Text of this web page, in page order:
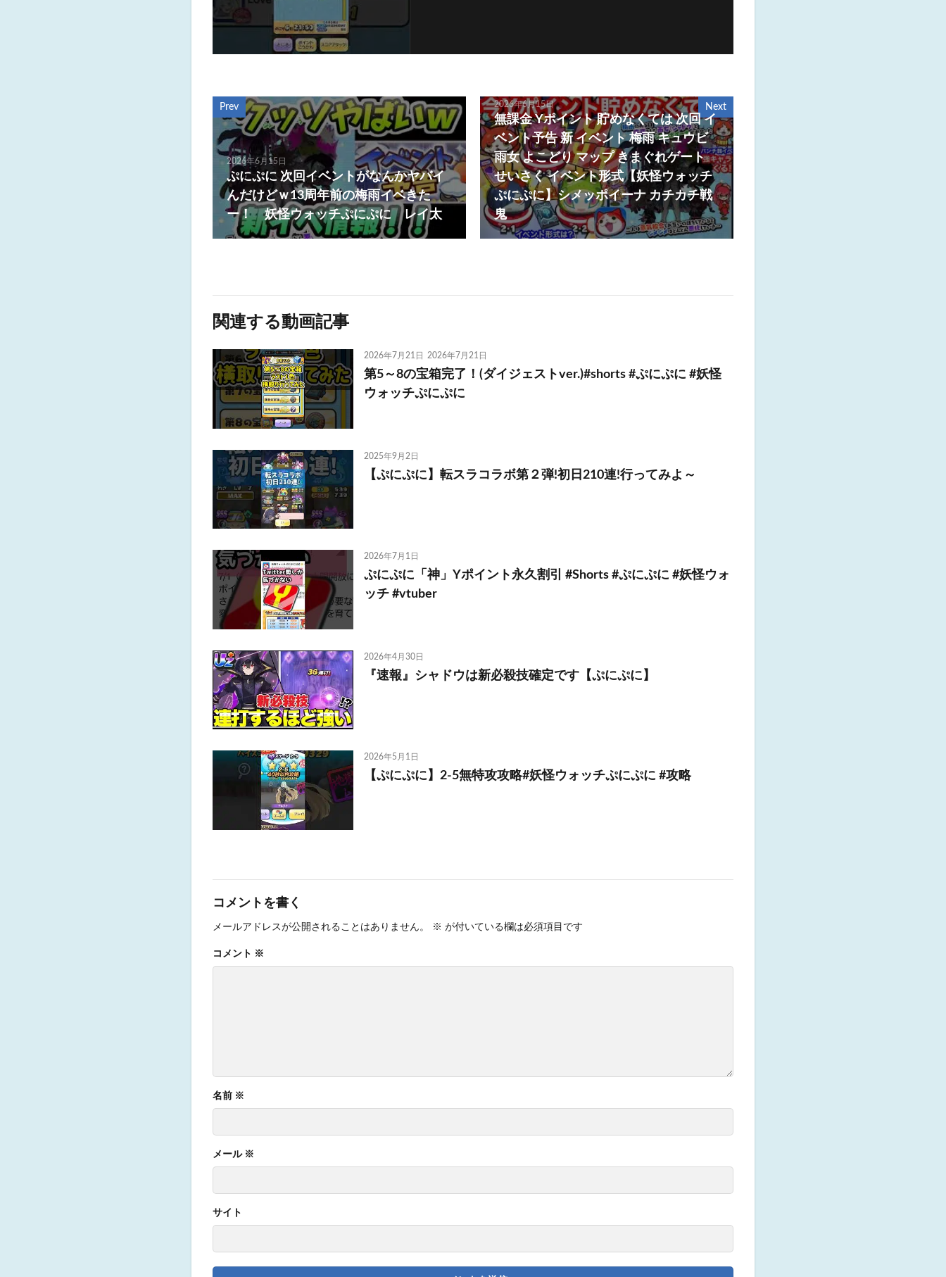
Prev
2026年6月15日
ぷにぷに 次回イベントがなんかヤバイ
んだけどｗ13周年前の梅雨イベきた
ー！ 妖怪ウォッチぷにぷに レイ太
Next
2026年6月15日
無課金 Yポイント 貯めなくては 次回 イ
ベント予告 新 イベント 梅雨 キュウビ
雨女 よこどり マップ きまぐれゲート
せいさく イベント形式【妖怪ウォッチ
ぷにぷに】シメッポイーナ カチカチ戦
鬼
関連する動画記事
2026年7月21日 2026年7月21日
第5～8の宝箱完了！(ダイジェストver.)#shorts #ぷにぷに #妖怪
ウォッチぷにぷに
2025年9月2日
【ぷにぷに】転スラコラボ第２弾!初日210連!行ってみよ～
2026年7月1日
ぷにぷに「神」Yポイント永久割引 #Shorts #ぷにぷに #妖怪ウォ
ッチ #vtuber
2026年4月30日
『速報』シャドウは新必殺技確定です【ぷにぷに】
2026年5月1日
【ぷにぷに】2-5無特攻攻略#妖怪ウォッチぷにぷに #攻略
コメントを書く
メールアドレスが公開されることはありません。 ※ が付いている欄は必須項目です
コメント ※
名前 ※
メール ※
サイト